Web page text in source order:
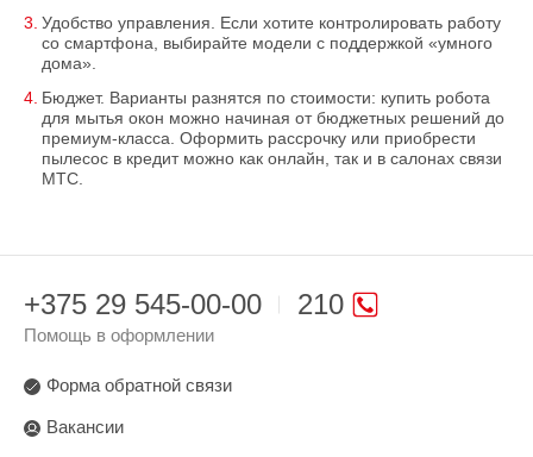
Удобство управления. Если хотите контролировать работу
со смартфона, выбирайте модели с поддержкой «умного
дома».
Бюджет. Варианты разнятся по стоимости: купить робота
для мытья окон можно начиная от бюджетных решений до
премиум-класса. Оформить рассрочку или приобрести
пылесос в кредит можно как онлайн, так и в салонах связи
МТС.
210
+375 29 545-00-00
Помощь в оформлении
Форма обратной связи
Вакансии